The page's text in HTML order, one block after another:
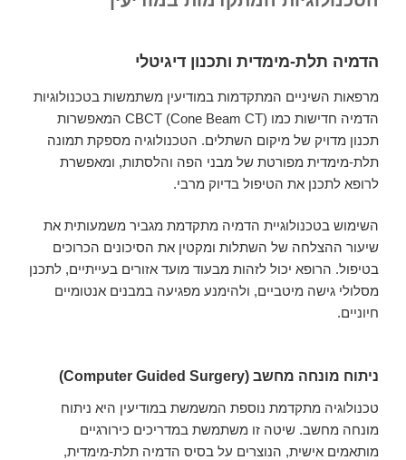
הדמיה תלת-מימדית ותכנון דיגיטלי
מרפאות השיניים המתקדמות במודיעין משתמשות בטכנולוגיות
הדמיה חדישות כמו CBCT (Cone Beam CT) המאפשרות
תכנון מדויק של מיקום השתלים. הטכנולוגיה מספקת תמונה
תלת-מימדית מפורטת של מבני הפה והלסתות, ומאפשרת
לרופא לתכנן את הטיפול בדיוק מרבי.
השימוש בטכנולוגיית הדמיה מתקדמת מגביר משמעותית את
שיעור ההצלחה של השתלות ומקטין את הסיכונים הכרוכים
בטיפול. הרופא יכול לזהות מבעוד מועד אזורים בעייתיים, לתכנן
מסלולי גישה מיטביים, ולהימנע מפגיעה במבנים אנטומיים
חיוניים.
ניתוח מונחה מחשב (Computer Guided Surgery)
טכנולוגיה מתקדמת נוספת המשמשת במודיעין היא ניתוח
מונחה מחשב. שיטה זו משתמשת במדריכים כירורגיים
מותאמים אישית, הנוצרים על בסיס הדמיה תלת-מימדית,